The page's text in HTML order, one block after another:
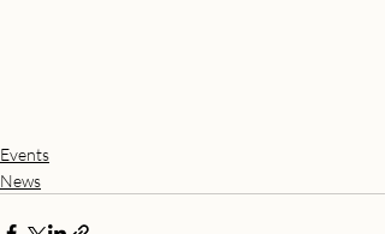
Events
News